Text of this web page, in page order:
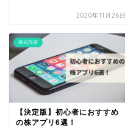
2020年11月26日
株式投資
【決定版】初心者におすすめ
の株アプリ6選！